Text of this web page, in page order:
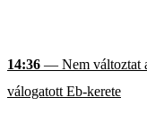
14:36 — Nem változtat
válogatott Eb-kerete